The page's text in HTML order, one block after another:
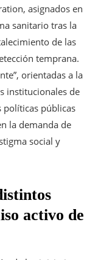
asignados en
sanitario tras la
de las
temprana.
orientadas a la
institucionales de
políticas públicas
la demanda de
social y
activo de